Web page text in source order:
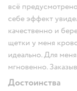
всё
себе эффект
качественно и
щетки у меня
идеально. Для
мгновенно.
Достоинства